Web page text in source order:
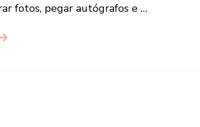
fotos, pegar autógrafos e …